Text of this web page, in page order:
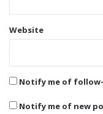
Website
Notify me of
Notify me of new